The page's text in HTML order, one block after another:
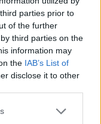
parties prior to
of the further
third parties on the
information may
the IAB’s List of
disclose it to other
or more Google
javított a